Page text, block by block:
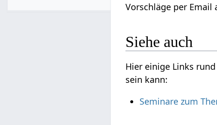
Vorschläge per Email
Siehe auch
Hier einige Links
sein kann:
Seminare zum